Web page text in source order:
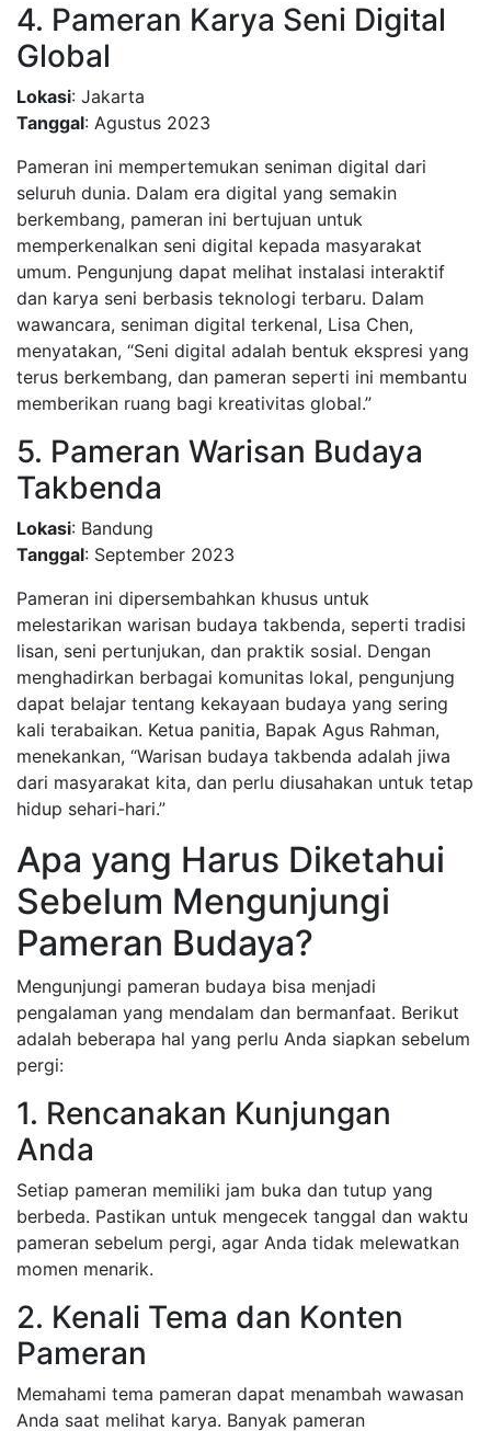
4. Pameran Karya Seni Digital
Global
Lokasi: Jakarta
Tanggal: Agustus 2023
Pameran ini mempertemukan seniman digital dari
seluruh dunia. Dalam era digital yang semakin
berkembang, pameran ini bertujuan untuk
memperkenalkan seni digital kepada masyarakat
umum. Pengunjung dapat melihat instalasi interaktif
dan karya seni berbasis teknologi terbaru. Dalam
wawancara, seniman digital terkenal, Lisa Chen,
menyatakan, “Seni digital adalah bentuk ekspresi yang
terus berkembang, dan pameran seperti ini membantu
memberikan ruang bagi kreativitas global.”
5. Pameran Warisan Budaya
Takbenda
Lokasi: Bandung
Tanggal: September 2023
Pameran ini dipersembahkan khusus untuk
melestarikan warisan budaya takbenda, seperti tradisi
lisan, seni pertunjukan, dan praktik sosial. Dengan
menghadirkan berbagai komunitas lokal, pengunjung
dapat belajar tentang kekayaan budaya yang sering
kali terabaikan. Ketua panitia, Bapak Agus Rahman,
menekankan, “Warisan budaya takbenda adalah jiwa
dari masyarakat kita, dan perlu diusahakan untuk tetap
hidup sehari-hari.”
Apa yang Harus Diketahui
Sebelum Mengunjungi
Pameran Budaya?
Mengunjungi pameran budaya bisa menjadi
pengalaman yang mendalam dan bermanfaat. Berikut
adalah beberapa hal yang perlu Anda siapkan sebelum
pergi:
1. Rencanakan Kunjungan
Anda
Setiap pameran memiliki jam buka dan tutup yang
berbeda. Pastikan untuk mengecek tanggal dan waktu
pameran sebelum pergi, agar Anda tidak melewatkan
momen menarik.
2. Kenali Tema dan Konten
Pameran
Memahami tema pameran dapat menambah wawasan
Anda saat melihat karya. Banyak pameran